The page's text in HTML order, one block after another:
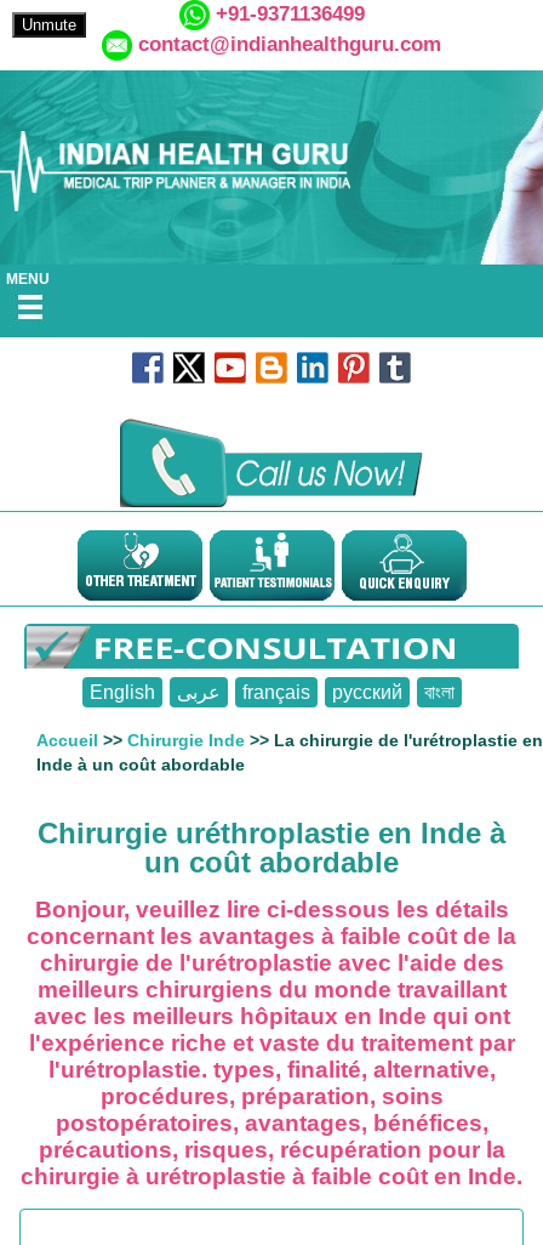
+91-9371136499
contact@indianhealthguru.com
MENU
English عربى français русский বাংলা
Accueil >> Chirurgie Inde >> La chirurgie de l'urétroplastie en
Inde à un coût abordable
Chirurgie uréthroplastie en Inde à
un coût abordable
Bonjour, veuillez lire ci-dessous les détails
concernant les avantages à faible coût de la
chirurgie de l'urétroplastie avec l'aide des
meilleurs chirurgiens du monde travaillant
avec les meilleurs hôpitaux en Inde qui ont
l'expérience riche et vaste du traitement par
l'urétroplastie. types, finalité, alternative,
procédures, préparation, soins
postopératoires, avantages, bénéfices,
précautions, risques, récupération pour la
chirurgie à urétroplastie à faible coût en Inde.
Unmute